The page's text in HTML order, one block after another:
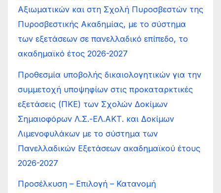
Αξιωματικών και στη Σχολή Πυροσβεστών της
Πυροσβεστικής Ακαδημίας, με το σύστημα
των εξετάσεων σε πανελλαδικό επίπεδο, το
ακαδημαϊκό έτος 2026-2027
Προθεσμία υποβολής δικαιολογητικών για την
συμμετοχή υποψηφίων στις προκαταρκτικές
εξετάσεις (ΠΚΕ) των Σχολών Δοκίμων
Σημαιοφόρων Λ.Σ.-ΕΛ.ΑΚΤ. και Δοκίμων
Λιμενοφυλάκων με το σύστημα των
Πανελλαδικών Εξετάσεων ακαδημαϊκού έτους
2026-2027
Προσέλκυση – Επιλογή – Κατανοµή